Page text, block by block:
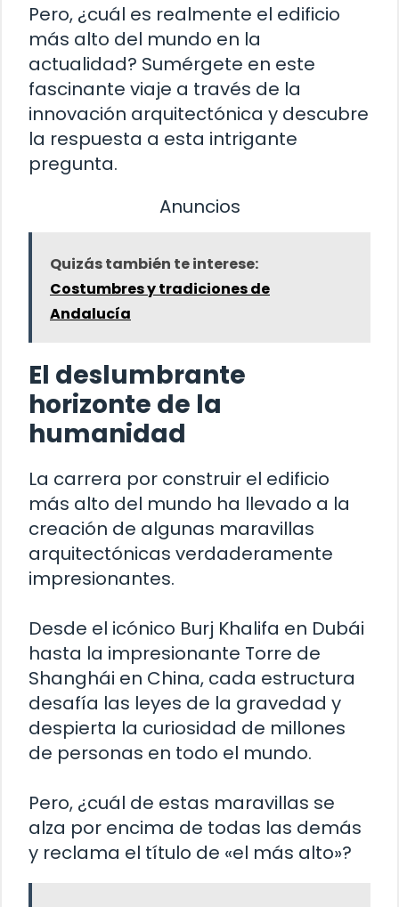
Pero, ¿cuál es realmente el edificio
más alto del mundo en la
actualidad? Sumérgete en este
fascinante viaje a través de la
innovación arquitectónica y descubre
la respuesta a esta intrigante
pregunta.
Anuncios
Quizás también te interese:
Costumbres y tradiciones de
Andalucía
El deslumbrante
horizonte de la
humanidad
La carrera por construir el edificio
más alto del mundo ha llevado a la
creación de algunas maravillas
arquitectónicas verdaderamente
impresionantes.
Desde el icónico Burj Khalifa en Dubái
hasta la impresionante Torre de
Shanghái en China, cada estructura
desafía las leyes de la gravedad y
despierta la curiosidad de millones
de personas en todo el mundo.
Pero, ¿cuál de estas maravillas se
alza por encima de todas las demás
y reclama el título de «el más alto»?